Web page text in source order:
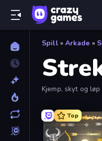
Spill » Arkade »
Kjemp, skyt og
Top